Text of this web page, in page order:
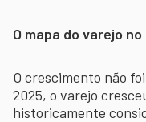
O mapa do varejo
O crescimento não
2025, o varejo
historicamente